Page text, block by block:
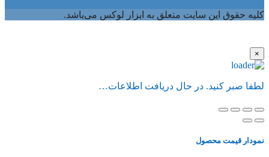
کلیه حقوق این سایت متعلق به ابزار لوکس می‌باشد.
×
لطفا صبر کنید. در حال دریافت اطلاعات…
نمودار قیمت محصول